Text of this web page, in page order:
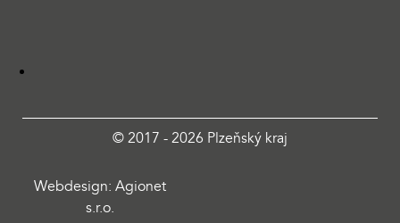
© 2017 - 2026 Plzeňský kraj
Webdesign: Agionet
s.r.o.